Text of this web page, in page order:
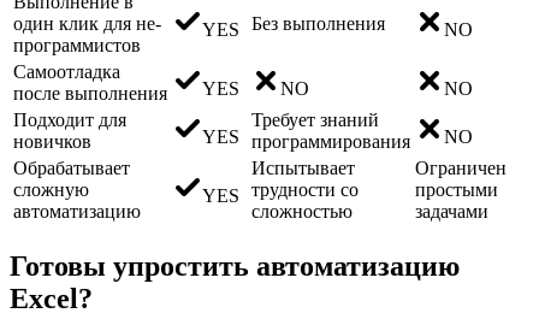
один клик для не-
программистов
YES Без выполнения NO
Самоотладка
после выполнения
YES NO
NO
Подходит для
новичков
YES
Требует знаний
программирования
NO
Обрабатывает
сложную
автоматизацию
YES
Испытывает
трудности со
сложностью
Ограничен
простыми
задачами
Готовы упростить автоматизацию
Excel?